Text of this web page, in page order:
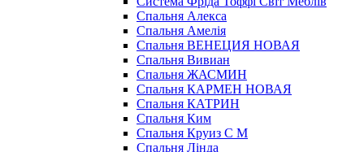
Спальня Алекса
Спальня Амелія
Спальня ВЕНЕЦИЯ НОВАЯ
Спальня Вивиан
Спальня ЖАСМИН
Спальня КАРМЕН НОВАЯ
Спальня КАТРИН
Спальня Ким
Спальня Круиз С М
Спальня Лінда